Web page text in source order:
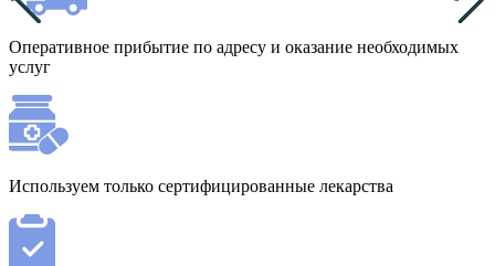
Оперативное прибытие по адресу и оказание необходимых
услуг
Используем только сертифицированные лекарства